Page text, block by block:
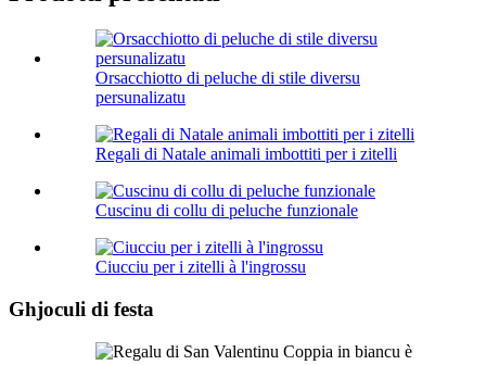
Orsacchiotto di peluche di stile diversu
persunalizatu
Regali di Natale animali imbottiti per i zitelli
Cuscinu di collu di peluche funzionale
Ciucciu per i zitelli à l'ingrossu
Ghjoculi di festa